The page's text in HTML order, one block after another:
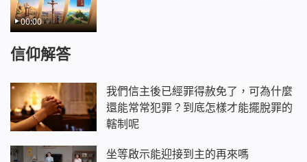
00:00
信仰解答
我們信主後已經罪得赦免了，可為什麼
還能常常犯罪？到底怎樣才能擺脫罪的
轄制呢
坐等啟示能迎接到主的再來嗎